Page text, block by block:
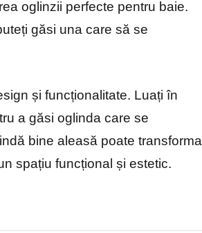
oglinzii perfecte pentru baie.
găsi una care să se
și funcționalitate. Luați în
a găsi oglinda care se
bine aleasă poate transforma
spațiu funcțional și estetic.